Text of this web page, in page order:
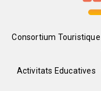
Menú
del
Consortium Touristique
Peu
Activitats Educatives